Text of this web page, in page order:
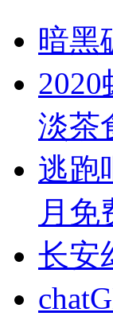
暗黑
淡茶
逃跑
月免
长安